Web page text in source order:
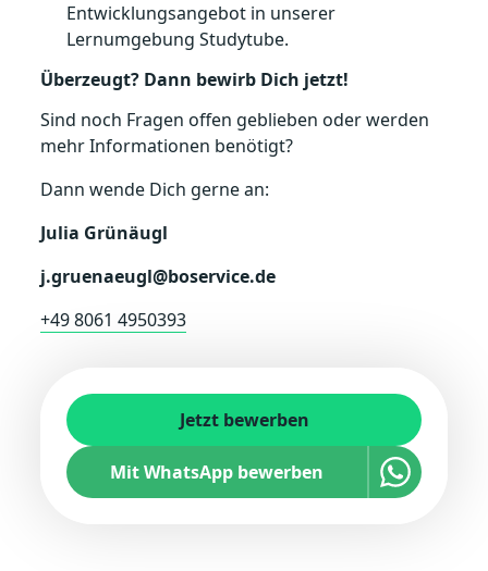
Entwicklungsangebot in unserer
Lernumgebung Studytube.
Überzeugt? Dann bewirb Dich jetzt!
Sind noch Fragen offen geblieben oder werden
mehr Informationen benötigt?
Dann wende Dich gerne an:
Julia Grünäugl
j.gruenaeugl@boservice.de
+49 8061 4950393
Jetzt bewerben
Mit WhatsApp bewerben